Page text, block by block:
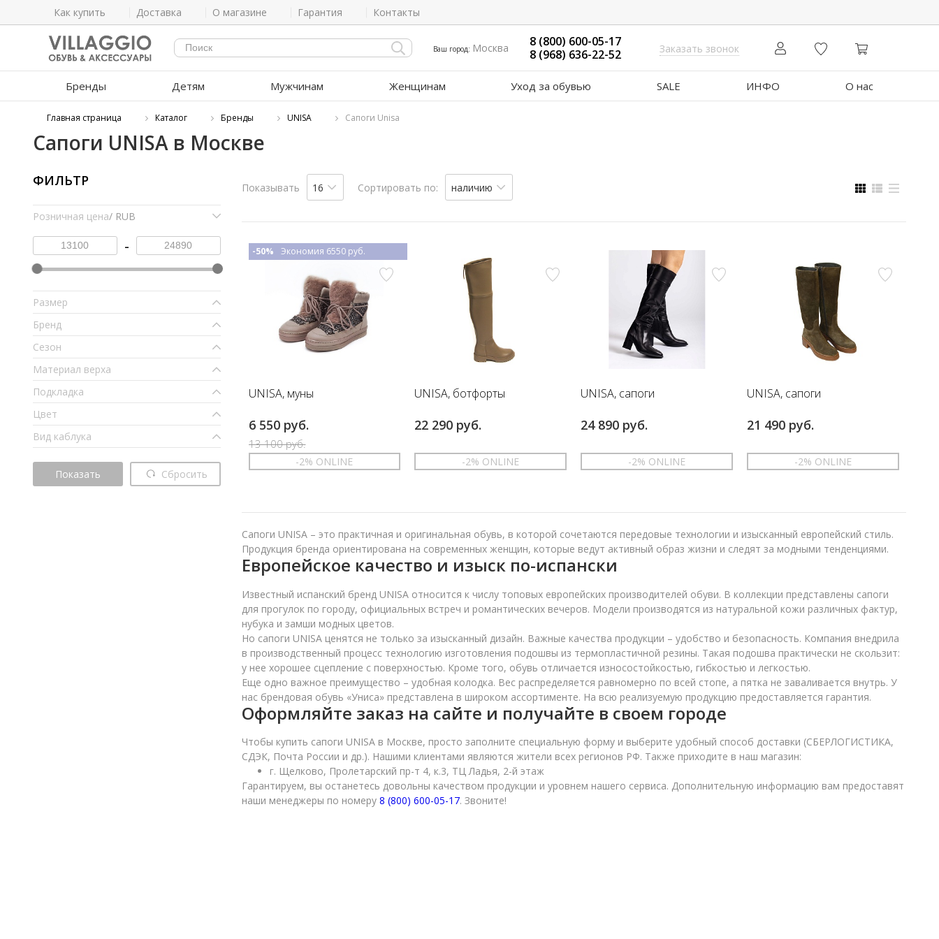
Как купить Доставка О магазине Гарантия Контакты
Ваш город: Москва
8 (800) 600-05-17
8 (968) 636-22-52
Заказать звонок
Бренды Детям Мужчинам Женщинам Уход за обувью SALE ИНФО О нас
Главная страница Каталог Бренды UNISA Сапоги Unisa
Сапоги UNISA в Москве
ФИЛЬТР
Розничная цена/ RUB
-
Размер
Бренд
Сезон
Материал верха
Подкладка
Цвет
Вид каблука
Показать Сбросить
Показывать 16 Сортировать по: наличию
UNISA, муны
6 550 руб.
13 100 руб.
-50% Экономия 6550 руб.
-2% ONLINE
UNISA, ботфорты
22 290 руб.
-2% ONLINE
UNISA, сапоги
24 890 руб.
-2% ONLINE
UNISA, сапоги
21 490 руб.
-2% ONLINE
Сапоги UNISA – это практичная и оригинальная обувь, в которой сочетаются передовые технологии и изысканный европейский стиль.
Продукция бренда ориентирована на современных женщин, которые ведут активный образ жизни и следят за модными тенденциями.
Европейское качество и изыск по-испански
Известный испанский бренд UNISA относится к числу топовых европейских производителей обуви. В коллекции представлены сапоги
для прогулок по городу, официальных встреч и романтических вечеров. Модели производятся из натуральной кожи различных фактур,
нубука и замши модных цветов.
Но сапоги UNISA ценятся не только за изысканный дизайн. Важные качества продукции – удобство и безопасность. Компания внедрила
в производственный процесс технологию изготовления подошвы из термопластичной резины. Такая подошва практически не скользит:
у нее хорошее сцепление с поверхностью. Кроме того, обувь отличается износостойкостью, гибкостью и легкостью.
Еще одно важное преимущество – удобная колодка. Вес распределяется равномерно по всей стопе, а пятка не заваливается внутрь. У
нас брендовая обувь «Униса» представлена в широком ассортименте. На всю реализуемую продукцию предоставляется гарантия.
Оформляйте заказ на сайте и получайте в своем городе
Чтобы купить сапоги UNISA в Москве, просто заполните специальную форму и выберите удобный способ доставки (СБЕРЛОГИСТИКА,
СДЭК, Почта России и др.). Нашими клиентами являются жители всех регионов РФ. Также приходите в наш магазин:
г. Щелково, Пролетарский пр-т 4, к.3, ТЦ Ладья, 2-й этаж
Гарантируем, вы останетесь довольны качеством продукции и уровнем нашего сервиса. Дополнительную информацию вам предоставят
наши менеджеры по номеру 8 (800) 600-05-17. Звоните!